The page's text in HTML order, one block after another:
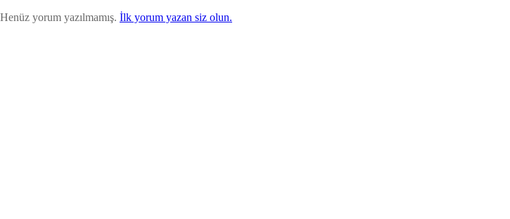
Henüz yorum yazılmamış. İlk yorum yazan siz olun.